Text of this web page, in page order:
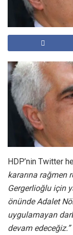
HDP’nin Twitter
kararına rağmen
Gergerlioğlu için
önünde Adalet
uygulamayan
devam edeceğiz.”